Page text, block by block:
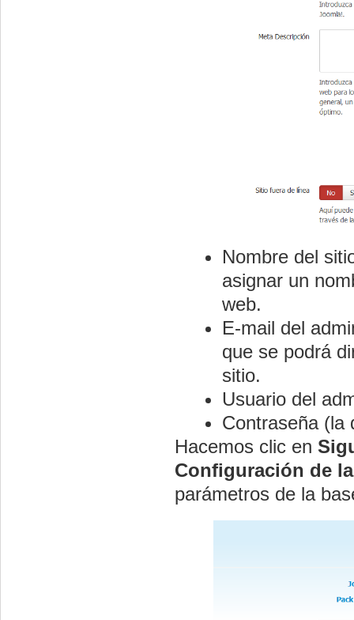
Nombre del
asignar un
web.
E-mail del
que se podrá
sitio.
Usuario del
Contraseña (la
Hacemos clic en
Configuración de
parámetros de la